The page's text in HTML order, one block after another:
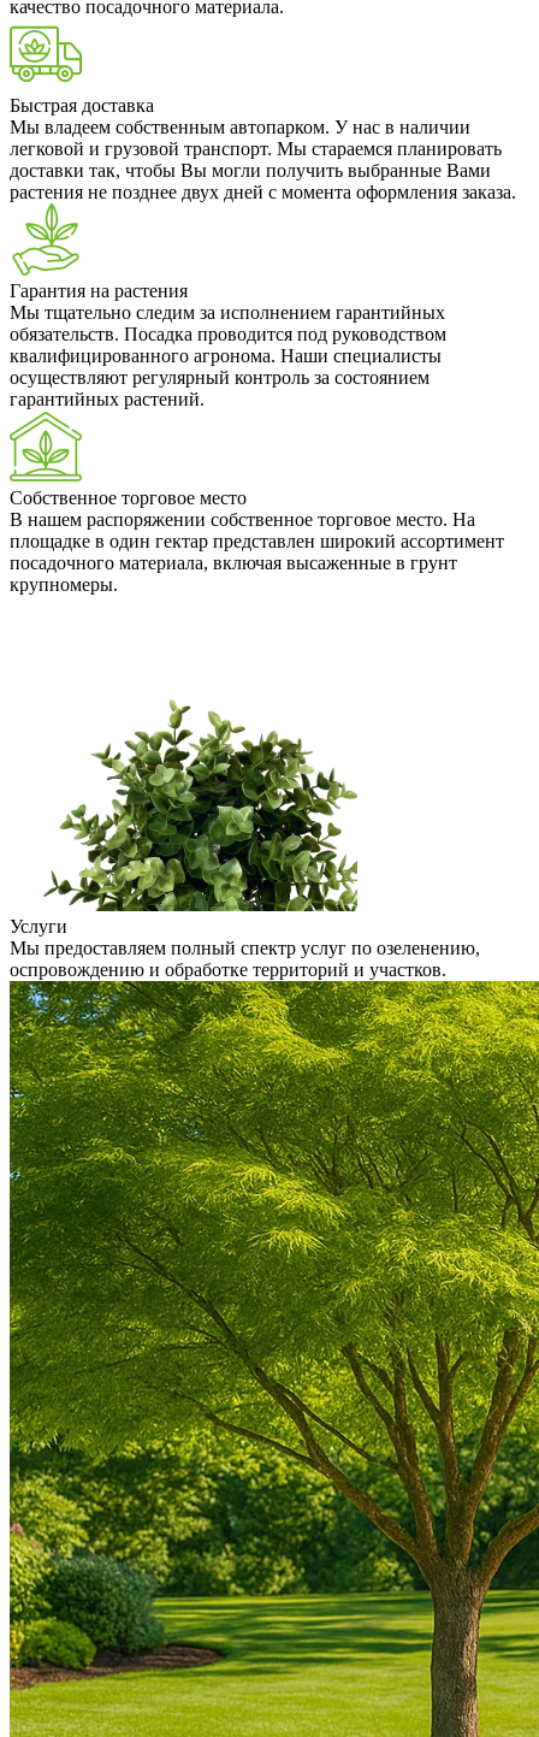
качество посадочного материала.
Быстрая доставка
Мы владеем собственным автопарком. У нас в наличии
легковой и грузовой транспорт. Мы стараемся планировать
доставки так, чтобы Вы могли получить выбранные Вами
растения не позднее двух дней с момента оформления заказа.
Гарантия на растения
Мы тщательно следим за исполнением гарантийных
обязательств. Посадка проводится под руководством
квалифицированного агронома. Наши специалисты
осуществляют регулярный контроль за состоянием
гарантийных растений.
Собственное торговое место
В нашем распоряжении собственное торговое место. На
площадке в один гектар представлен широкий ассортимент
посадочного материала, включая высаженные в грунт
крупномеры.
Услуги
Мы предоставляем полный спектр услуг по озеленению,
оспровождению и обработке территорий и участков.